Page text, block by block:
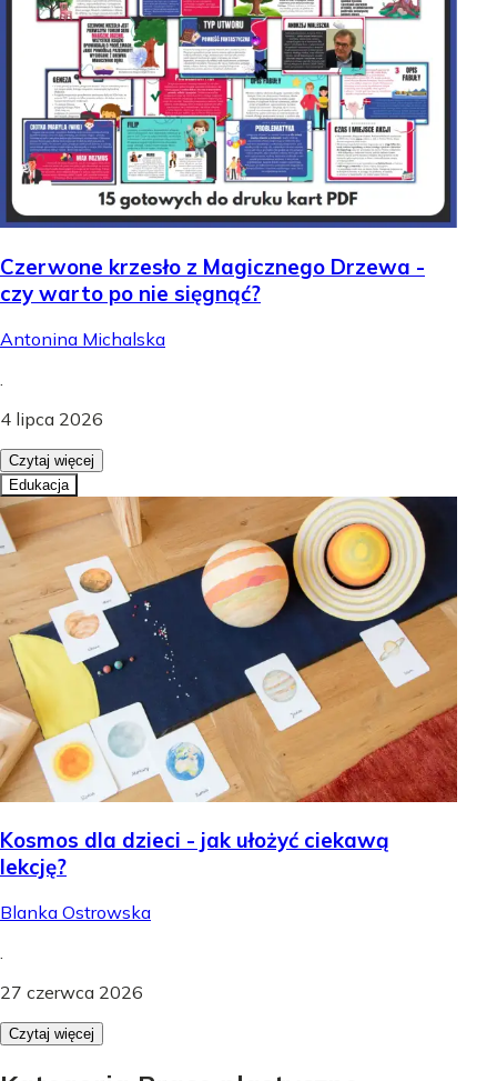
Czerwone krzesło z Magicznego Drzewa -
czy warto po nie sięgnąć?
Antonina Michalska
4 lipca 2026
Czytaj więcej
Edukacja
Kosmos dla dzieci - jak ułożyć ciekawą
lekcję?
Blanka Ostrowska
.
27 czerwca 2026
Czytaj więcej